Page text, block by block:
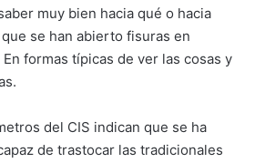
muy bien hacia qué o hacia
se han abierto fisuras en
formas típicas de ver las cosas y
del CIS indican que se ha
de trastocar las tradicionales